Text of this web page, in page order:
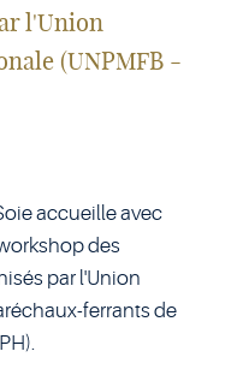
l'Union
(UNPMFB -
accueille avec
des
par l'Union
ferrants de